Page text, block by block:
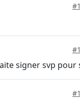
signer svp pour